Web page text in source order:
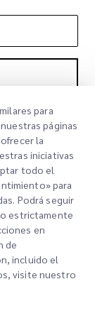
depara
páginas
la
iniciativas
todo el
para
Podrá seguir
estrictamente
en
de
incluido el
visite nuestro